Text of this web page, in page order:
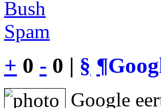
Bush
Spam
+ 0 - 0 | § ¶
Google